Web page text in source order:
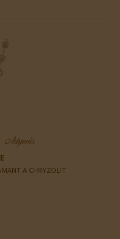
A CHRYZOLIT